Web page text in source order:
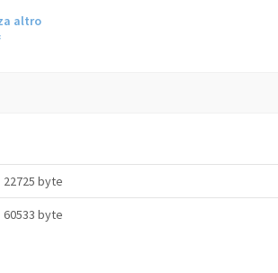
altro
22725 byte
60533 byte